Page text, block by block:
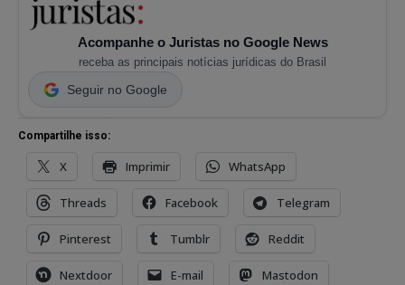
Acompanhe o Juristas no Google News
receba as principais notícias jurídicas do Brasil
Seguir no Google
Compartilhe isso:
X Imprimir WhatsApp
Threads Facebook Telegram
Pinterest Tumblr Reddit
Nextdoor E-mail Mastodon